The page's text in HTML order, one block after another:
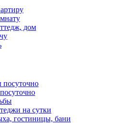
дом
посуточно
на сутки
гостиницы, бани